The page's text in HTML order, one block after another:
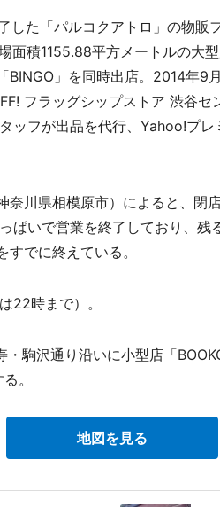
た「パルコクアトロ」の物販
面積1155.88平方メートルの大
BINGO」を同時出店。2014年9
フラッグシップストア 渋谷セ
ッフが出品を代行、Yahoo!プ
川県相模原市）によると、閉
ぱいで営業を終了しており、残
でに終えている。
22時まで）。
駒沢通り沿いに小型店「
。
地図を見る